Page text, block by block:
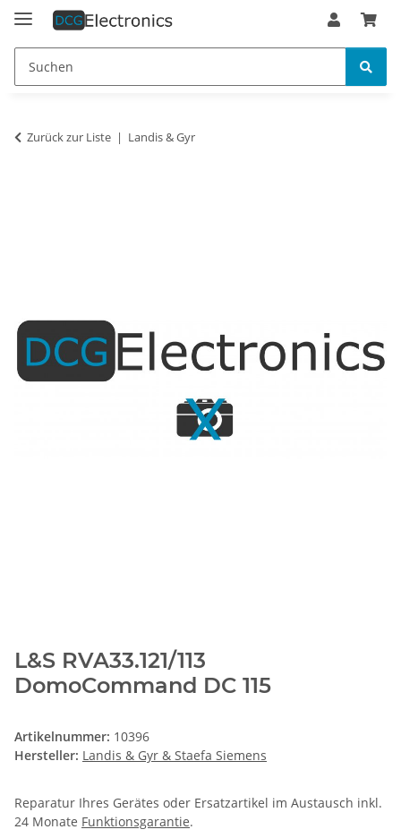
Zurück zur Liste Landis & Gyr
L&S RVA33.121/113
DomoCommand DC 115
Artikelnummer: 10396
Hersteller: Landis & Gyr & Staefa Siemens
Reparatur Ihres Gerätes oder Ersatzartikel im Austausch inkl.
24 Monate Funktionsgarantie.